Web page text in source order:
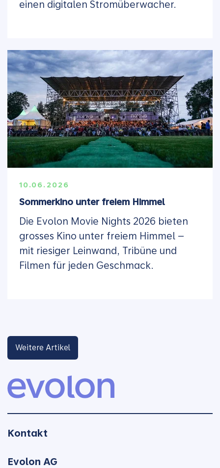
einen digitalen Stromüberwacher.
10.06.2026
Sommerkino unter freiem Himmel
Die Evolon Movie Nights 2026 bieten
grosses Kino unter freiem Himmel –
mit riesiger Leinwand, Tribüne und
Filmen für jeden Geschmack.
Weitere Artikel
Kontakt
Evolon AG